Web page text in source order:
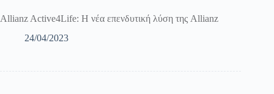
Allianz Active4Life: Η νέα επενδυτική λύση της Allianz
24/04/2023